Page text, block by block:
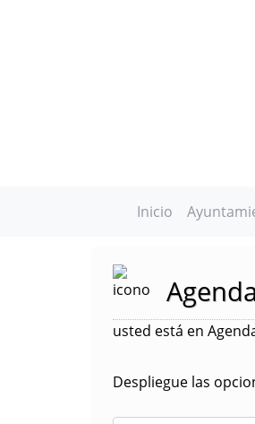
Inicio
usted está en
Despliegue las